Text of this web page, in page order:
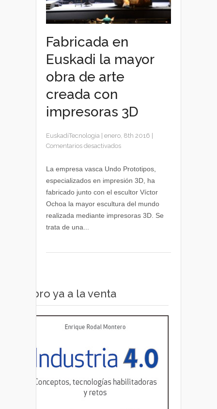
Fabricada en
Euskadi la mayor
obra de arte
creada con
impresoras 3D
EuskadiTecnologia enero, 8th 2016
Comentarios desactivadosen
en
mayor
obra
de
La empresa vasca Undo Prototipos,
especializados en impresión 3D, ha
fabricado junto con el escultor Víctor
Ochoa la mayor escultura del mundo
realizada mediante impresoras 3D. Se
trata de una...
Libro ya a la venta